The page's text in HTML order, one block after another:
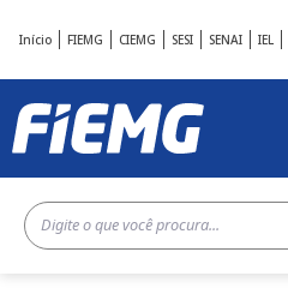
Início FIEMG CIEMG SESI SENAI IEL